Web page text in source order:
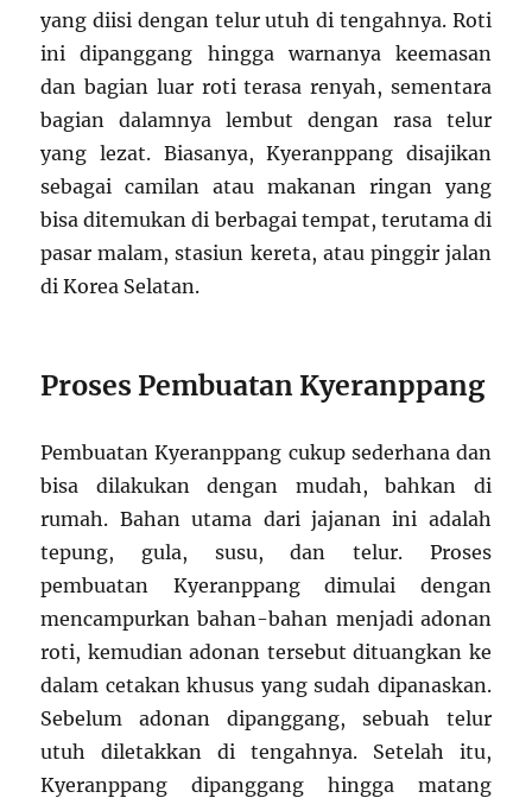
yang diisi dengan telur utuh di tengahnya. Roti
ini dipanggang hingga warnanya keemasan
dan bagian luar roti terasa renyah, sementara
bagian dalamnya lembut dengan rasa telur
yang lezat. Biasanya, Kyeranppang disajikan
sebagai camilan atau makanan ringan yang
bisa ditemukan di berbagai tempat, terutama di
pasar malam, stasiun kereta, atau pinggir jalan
di Korea Selatan.
Proses Pembuatan Kyeranppang
Pembuatan Kyeranppang cukup sederhana dan
bisa dilakukan dengan mudah, bahkan di
rumah. Bahan utama dari jajanan ini adalah
tepung, gula, susu, dan telur. Proses
pembuatan Kyeranppang dimulai dengan
mencampurkan bahan-bahan menjadi adonan
roti, kemudian adonan tersebut dituangkan ke
dalam cetakan khusus yang sudah dipanaskan.
Sebelum adonan dipanggang, sebuah telur
utuh diletakkan di tengahnya. Setelah itu,
Kyeranppang dipanggang hingga matang